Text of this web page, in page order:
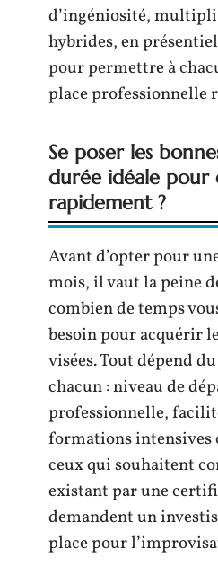
d’ingéniosité,
hybrides, en
pour permettre à
place professionnelle
Se poser les
durée idéale pour
rapidement ?
Avant d’opter pour
mois, il vaut la peine
combien de temps
besoin pour acquérir
visées. Tout dépend
chacun : niveau de
professionnelle,
formations intensives
ceux qui souhaitent
existant par une
demandent un
place pour